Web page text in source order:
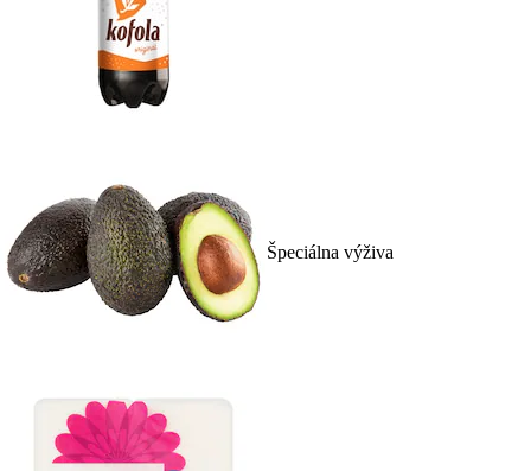
Špeciálna výživa